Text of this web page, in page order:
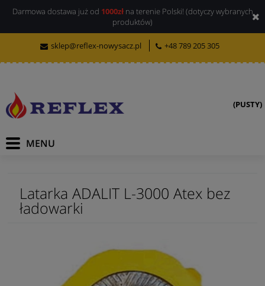
Darmowa dostawa już od 1000złna terenie Polski! (dotyczy wybranych
produktów)
sklep@reflex-nowysacz.pl +48 789 205 305
(PUSTY)
Latarka ADALIT L-3000 Atex bez
ładowarki